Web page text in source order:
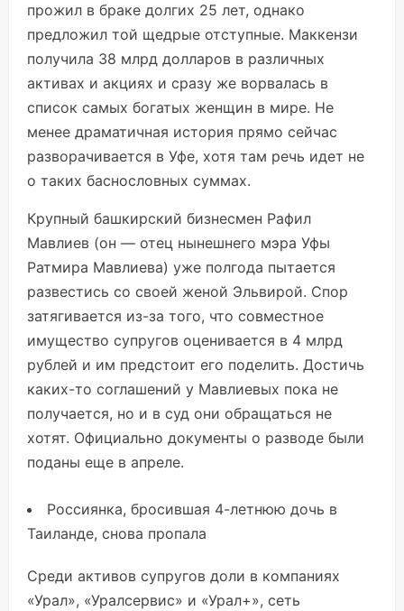
прожил в браке долгих 25 лет, однако
предложил той щедрые отступные. Маккензи
получила 38 млрд долларов в различных
активах и акциях и сразу же ворвалась в
список самых богатых женщин в мире. Не
менее драматичная история прямо сейчас
разворачивается в Уфе, хотя там речь идет не
о таких баснословных суммах.
Крупный башкирский бизнесмен Рафил
Мавлиев (он — отец нынешнего мэра Уфы
Ратмира Мавлиева) уже полгода пытается
развестись со своей женой Эльвирой. Спор
затягивается из-за того, что совместное
имущество супругов оценивается в 4 млрд
рублей и им предстоит его поделить. Достичь
каких-то соглашений у Мавлиевых пока не
получается, но и в суд они обращаться не
хотят. Официально документы о разводе были
поданы еще в апреле.
Россиянка, бросившая 4-летнюю дочь в
Таиланде, снова пропала
Среди активов супругов доли в компаниях
«Урал», «Уралсервис» и «Урал+», сеть